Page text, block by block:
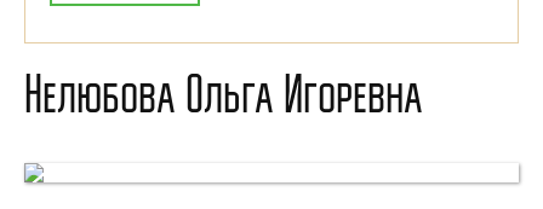
Нелюбова Ольга Игоревна